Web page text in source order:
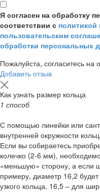
Я согласен на обработку
соответствии с
пользовательским
обработки персональных
Пожалуйста, согласитесь
Добавить отзыв
Как узнать размер кольца
1 способ
С помощью линейки или
внутренней окружности
Если вы собираетесь
колечко (2-6 мм),
«меньшую» сторону, а если
примеру, диаметр 16,2 будет
узкого кольца, 16,5 – для